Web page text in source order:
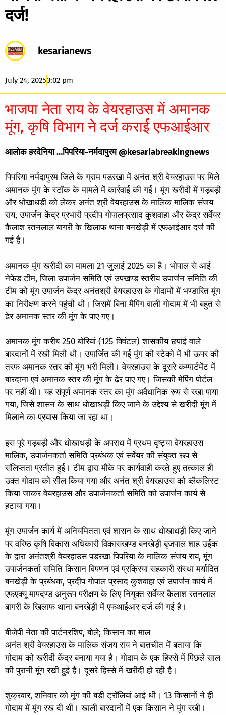
दर्ज!
kesarianews
July 24, 20253:02 pm
भाजपा नेता राय के वेयरहाउस में अमानक
मूंग, कृषि विभाग ने दर्ज कराई एफआईआर
आलोक हरदेनिया …पिपरिया-नर्मदापुरम @kesariabreakingnews
पिपरिया नर्मदापुरम जिले के ग्राम पडरखा में अनंत श्री वेयरहाउस पर मिले
अमानक मूंग के स्टॉक के मामले में कार्रवाई की गई। मूंग खरीदी में गड़बड़ी
और धोखाधड़ी को लेकर अनंत श्री वेयरहाउस के मालिक मालिक संजय
राय, उपार्जन केंद्र प्रभारी प्रदीप गोपालप्रसाद कुशवाहा और केंद्र सर्वेयर
कैलाश रतनलाल बागरी के खिलाफ थाना बनखेड़ी में एफआईआर दर्ज की
गई है।
अमानक मूंग खरीदी का मामला 21 जुलाई 2025 का है। भोपाल से आई
नेफेड टीम, जिला उपार्जन समिति एवं उपखण्ड स्तरीय उपार्जन समिति की
टीम को मूंग उपार्जन केंद्र अनंतश्री वेयरहाउस के गोदामों में भण्डारित मूंग
का निरीक्षण करने पहुंची थी। जिसमें बिना मैपिंग वाली गोदाम में भी बहुत से
ढेर अमानक स्तर की मूंग के पाए गए।
अमानक मूंग करीब 250 बोरियां (125 क्विंटल) शासकीय छपाई वाले
बारदानों में रखी मिली थी। उपार्जित की गई मूंग की स्टेको में भी ऊपर की
तरफ अमानक स्तर की मूंग भरी मिली। वेयरहाउस के दूसरे कम्पार्टमेंट में
बारदाना एवं अमानक स्तर की मूंग के ढेर पाए गए। जिसकी मेपिंग पोर्टल
पर नहीं थी। यह संपूर्ण अमानक स्तर का मूंग अवैधानिक रूप से रखा पाया
गया, जिसे शासन के साथ धोखाधड़ी किए जाने के उद्देश्य से खरीदी मूंग में
मिलाने का प्रयास किया जा रहा था।
इस पूरे गड़बड़ी और धोखाधड़ी के अपराध में प्रथम दृष्ट्या वेयरहाउस
मालिक, उपार्जनकर्ता समिति प्रबंधक एवं सर्वेयर की संयुक्त रूप से
संलिप्तता प्रतीत हुई। टीम द्वारा मौके पर कार्यवाही करते हुए तत्काल ही
उक्त गोदाम को सील किया गया और अनंत श्री वेयरहाउस को ब्लैकलिस्ट
किया जाकर वेयरहाउस और उपार्जनकर्ता समिति को उपार्जन कार्य से
हटाया गया।
मूंग उपार्जन कार्य में अनियमितता एवं शासन के साथ धोखाधड़ी किए जाने
पर वरिष्ठ कृषि विकास अधिकारी विकासखण्ड बनखेड़ी बृजपाल शाह उईक
के द्वारा अनंतश्री वेयरहाउस पडरखा पिपरिया के मालिक संजय राय, मूंग
उपार्जनकर्ता समिति किसान विपणन एवं प्रक्रिया सहकारी संस्था मर्यादित
बनखेड़ी के प्रबंधक, प्रदीप गोपाल प्रसाद कुशवाहा एवं उपार्जन कार्य में
एफएक्यू मापदण्ड अनुरूप परीक्षण के लिए नियुक्त सर्वेयर कैलाश रतनलाल
बागरी के खिलाफ थाना बनखेड़ी में एफआईआर दर्ज की गई है।
बीजेपी नेता की पार्टनरशिप, बोले; किसान का माल
अनंत श्री वेयरहाउस के मालिक संजय राय ने बातचीत में बताया कि
गोदाम को खरीदी केंद्र बनाया गया है। गोदाम के एक हिस्से में पिछले साल
की पुरानी मूंग रखी हुई है। दूसरे हिस्से में खरीदी हो रही है।
शुक्रवार, शनिवार को मूंग की बड़ी ट्रॉलियां आई थी। 13 किसानों ने ही
गोदाम में मूंग रख दी थी। खाली बारदानों में एक किसान ने मूंग रखी।